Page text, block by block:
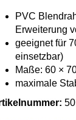
PVC
Erweiterung
geeignet für
einsetzbar)
Maße: 60 ×
maximale